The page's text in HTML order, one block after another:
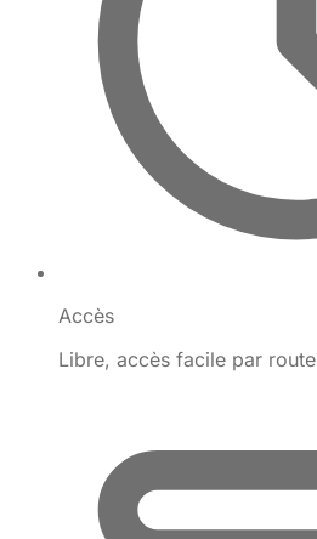
Accès
Libre, accès facile par route